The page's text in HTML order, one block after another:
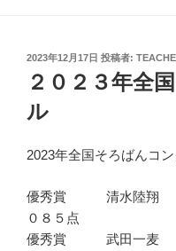
投
稿
日:
2023年12月17日 投稿者:
２０２３年全
ル
2023年全国そろばんコ
優秀賞 清水陸翔
０８５点
優秀賞 武田